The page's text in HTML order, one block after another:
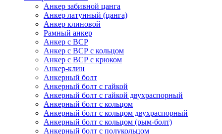
Анкер забивной цанга
Анкер латунный (цанга)
Анкер клиновой
Рамный анкер
Анкер с ВСР
Анкер с ВСР с кольцом
Анкер с ВСР с крюком
Анкер-клин
Анкерный болт
Анкерный болт с гайкой
Анкерный болт с гайкой двухраспорный
Анкерный болт с кольцом
Анкерный болт с кольцом двухраспорный
Анкерный болт с кольцом (рым-болт)
Анкерный болт с полукольцом